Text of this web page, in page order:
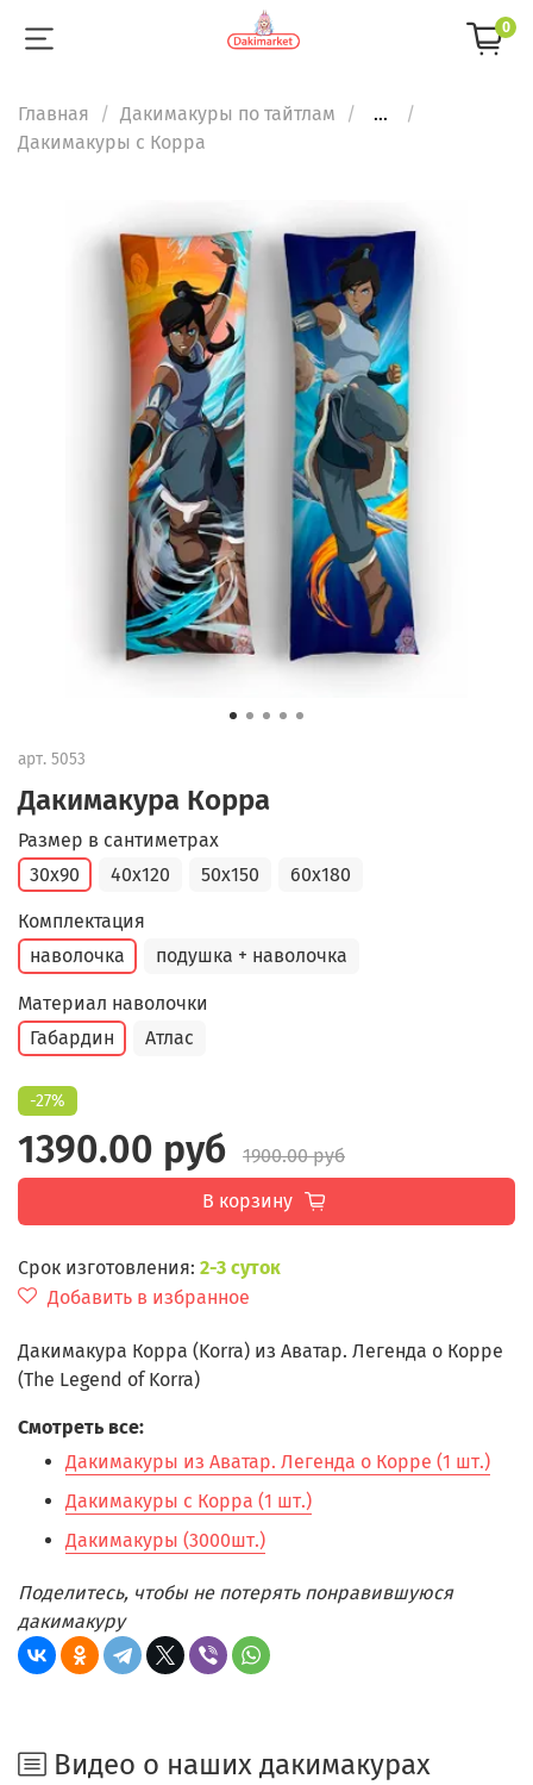
0
Главная Дакимакуры по тайтлам
...
Дакимакуры с Корра
арт. 5053
Дакимакура Корра
Срок изготовления: 2-3 суток
Добавить в избранное
Размер в сантиметрах
30x90
40x120 50x150 60x180
Комплектация
наволочка
подушка + наволочка
Материал наволочки
Габардин
Атлас
-27%
1390.00 руб
1900.00 руб
В корзину
Дакимакура Корра (Korra) из Аватар. Легенда о Корре
(The Legend of Korra)
Смотреть все:
Дакимакуры из Аватар. Легенда о Корре (1 шт.)
Дакимакуры с Корра (1 шт.)
Дакимакуры (3000шт.)
Поделитесь, чтобы не потерять понравившуюся
дакимакуру
Видео о наших дакимакурах